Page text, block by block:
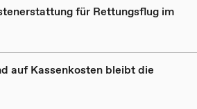
für Rettungsflug im
auf Kassenkosten bleibt die